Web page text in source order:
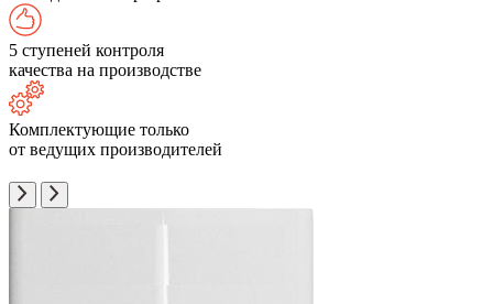
5 ступеней контроля
качества на производстве
Комплектующие только
от ведущих производителей